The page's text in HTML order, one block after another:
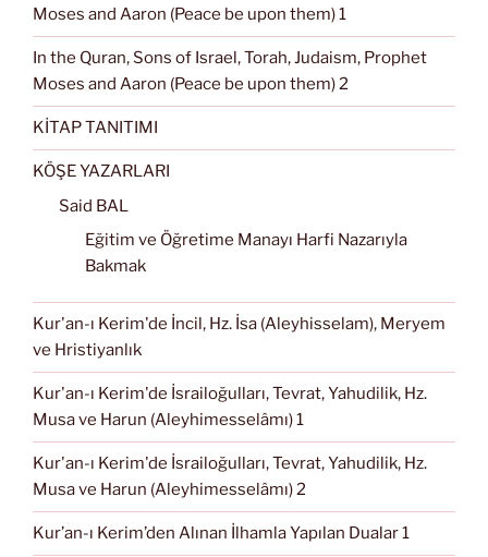
Moses and Aaron (Peace be upon them) 1
In the Quran, Sons of Israel, Torah, Judaism, Prophet
Moses and Aaron (Peace be upon them) 2
KİTAP TANITIMI
KÖŞE YAZARLARI
Said BAL
Eğitim ve Öğretime Manayı Harfi Nazarıyla
Bakmak
Kur'an-ı Kerim'de İncil, Hz. İsa (Aleyhisselam), Meryem
ve Hristiyanlık
Kur'an-ı Kerim'de İsrailoğulları, Tevrat, Yahudilik, Hz.
Musa ve Harun (Aleyhimesselâmı) 1
Kur'an-ı Kerim'de İsrailoğulları, Tevrat, Yahudilik, Hz.
Musa ve Harun (Aleyhimesselâmı) 2
Kur’an-ı Kerim’den Alınan İlhamla Yapılan Dualar 1